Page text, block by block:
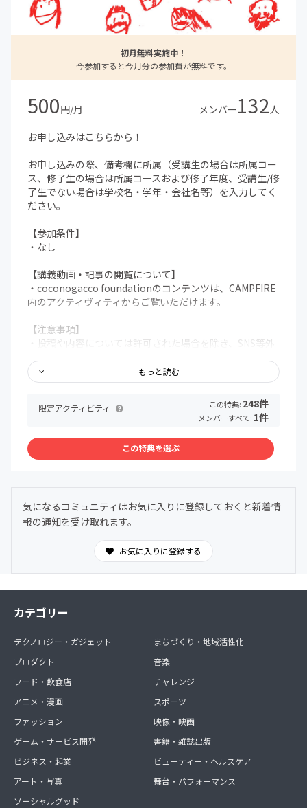
初月無料実施中！
今参加すると今月分の参加費が無料です。
500円/月 メンバー132人
お申し込みはこちらから！
お申し込みの際、備考欄に所属（受講生の場合は所属コー
ス、修了生の場合は所属コースおよび修了年度、受講生/修
了生でない場合は学校名・学年・会社名等）を入力してく
ださい。
【参加条件】
・なし
【講義動画・記事の閲覧について】
・coconogacco foundationのコンテンツは、CAMPFIRE
内のアクティヴィティからご覧いただけます。
【注意事項】
・投稿や内容については許可された場合を除き、SNS等外
・他の参加者の方への誹謗中傷、荒らし行為などに該当す
る行為があった場合、その他運営の妨げになると判断した
場合、強制退会とさせていただく場合があります。
・決済後のご返金やキャンセルは一切できかねますので、
・退会の際は必ずCAMPFIREサイト上での退会手続きをお
願いいたします。詳しくは下記をご覧ください。
・当ページの「今すぐ参加する」もしくは「この特典を選
ぶ」ボタンから参加することができます。
ミュニティの入会方法を教えてください
【決済について】
https://help.camp-fire.jp/hc/ja/articles/360037473172-
対応しているお支払い方法について
もっと読む
限定アクティビティ この特典: 248件
メンバーすべて: 1件
この特典を選ぶ
気になるコミュニティはお気に入りに登録しておくと新着情
報の通知を受け取れます。
お気に入りに登録する
カテゴリー
テクノロジー・ガジェット
プロダクト
フード・飲食店
アニメ・漫画
ファッション
ゲーム・サービス開発
ビジネス・起業
アート・写真
ソーシャルグッド
まちづくり・地域活性化
音楽
チャレンジ
スポーツ
映像・映画
書籍・雑誌出版
ビューティー・ヘルスケア
舞台・パフォーマンス